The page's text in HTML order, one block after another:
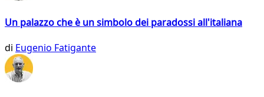
Un palazzo che è un simbolo dei paradossi all'italiana
di Eugenio Fatigante